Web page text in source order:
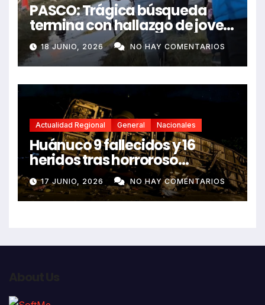
PASCO: Trágica búsqueda
termina con hallazgo de joven
sin vida en Rancas
18 JUNIO, 2026 NO HAY COMENTARIOS
Actualidad Regional General Nacionales
Huánuco 9 fallecidos y 16
heridos tras horroroso
despiste de bus Real Chancas
que impactó contra vivienda
17 JUNIO, 2026 NO HAY COMENTARIOS